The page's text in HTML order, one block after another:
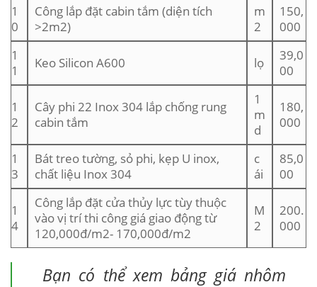
1
0
Công lắp đặt cabin tắm (diện tích
>2m2)
m
2
150,
000
1
1
Keo Silicon A600 lọ
39,0
00
1
2
Cây phi 22 Inox 304 lắp chống rung
cabin tắm
1
m
d
180,
000
1
3
Bát treo tường, sỏ phi, kẹp U inox,
chất liệu Inox 304
c
ái
85,0
00
1
4
Công lắp đặt cửa thủy lực tùy thuộc
vào vị trí thi công giá giao động từ
120,000đ/m2- 170,000đ/m2
M
2
200.
000
Bạn có thể xem bảng giá nhôm